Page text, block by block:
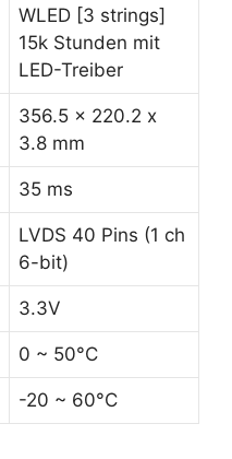
WLED [3 strings]
15k Stunden mit
LED-Treiber
356.5 x 220.2 x
3.8 mm
35 ms
LVDS 40 Pins (1 ch
6-bit)
3.3V
0 ~ 50°C
-20 ~ 60°C